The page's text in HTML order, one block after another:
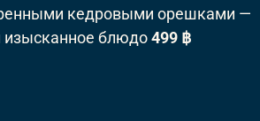
кедровыми орешками —
изысканное блюдо499 ฿